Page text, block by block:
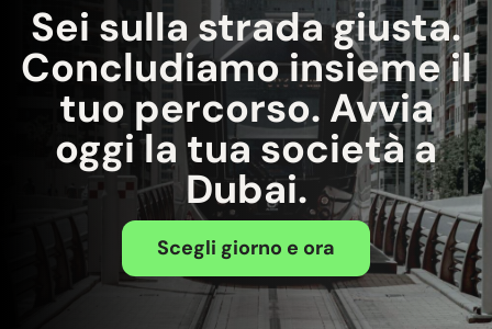
Sei sulla strada giusta.
Concludiamo insieme il
tuo percorso. Avvia
oggi la tua società a
Dubai.
Scegli giorno e ora